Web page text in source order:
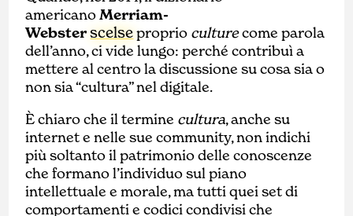
americanoMerriam-
Websterscelseproprio culturecome parola
dell’anno, ci vide lungo: perché contribuì a
mettere al centro la discussione su cosa sia o
non sia “cultura” nel digitale.
È chiaro che il termine cultura, anche su
internet e nelle sue community, non indichi
più soltanto il patrimonio delle conoscenze
che formano l’individuo sul piano
intellettuale e morale, ma tutti quei set di
comportamenti e codici condivisi che